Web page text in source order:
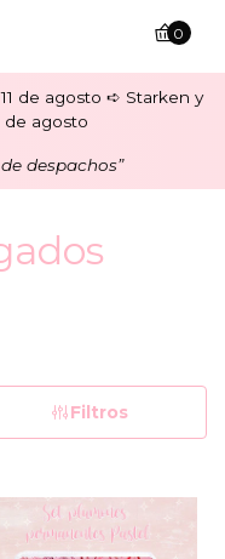
de agosto ➪ Starken y
de agosto
despachos”
0
Filtros